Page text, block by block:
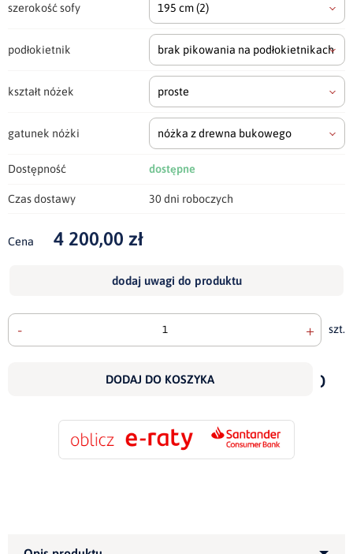
szerokość sofy 195 cm(2)
podłokietnik brak pikowania na podłokietnikach
kształt nóżek proste
gatunek nóżki nóżka z drewna bukowego
Dostępność dostępne
Czas dostawy 30 dni roboczych
Cena 4 200,00 zł
dodaj uwagi do produktu
- + szt.
DODAJ DO KOSZYKA
do